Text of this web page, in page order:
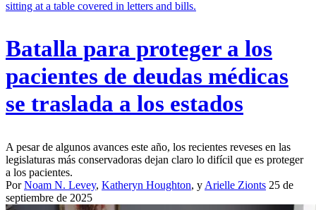
Batalla para proteger a los
pacientes de deudas médicas
se traslada a los estados
A pesar de algunos avances este año, los recientes reveses en las
legislaturas más conservadoras dejan claro lo difícil que es proteger
a los pacientes.
PorNoam N. Levey, Katheryn Houghton, y Arielle Zionts 25 de
septiembre de 2025